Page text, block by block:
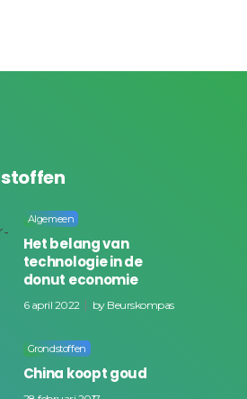
Algemeen
Het belang van
technologie in de
donut economie
6 april 2022 by Beurskompas
Grondstoffen
China koopt goud